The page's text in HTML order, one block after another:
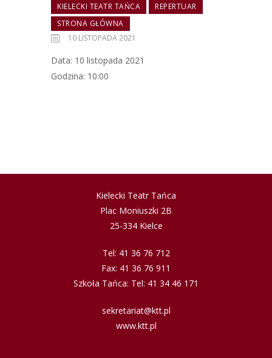
KIELECKI TEATR TAŃCA
REPERTUAR
STRONA GŁÓWNA
10 LISTOPADA 2021
Data: 10 listopada 2021
Godzina: 10:00
Kielecki Teatr Tańca
Plac Moniuszki 2B
25-334 Kielce
Tel: 41 36 76 712
Fax: 41 36 76 911
Szkoła Tańca: Tel: 41 34 46 171
sekretariat@ktt.pl
www.ktt.pl